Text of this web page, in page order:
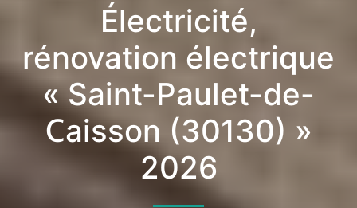
Électricité,
rénovation électrique
« Saint-Paulet-de-
Caisson (30130) »
2026